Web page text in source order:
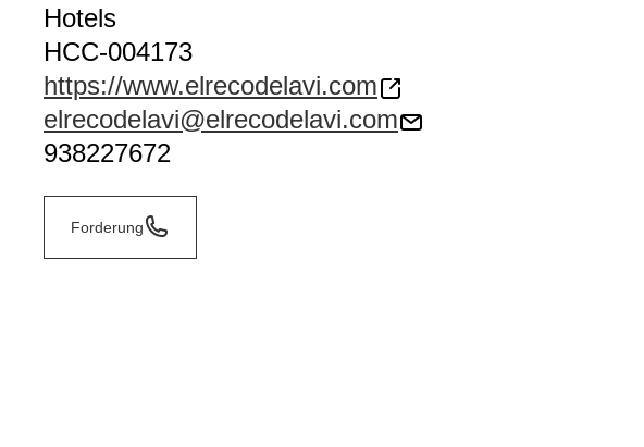
Hotels
HCC-004173
https://www.elrecodelavi.com
elrecodelavi@elrecodelavi.com
938227672
Forderung